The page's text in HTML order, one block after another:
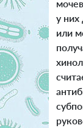
у них
или